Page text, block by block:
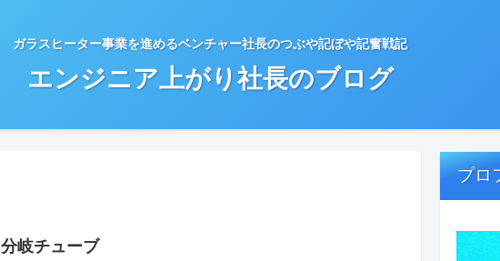
ガラスヒーター事業を進めるベンチャー社長のつぶや記ぼや記奮戦記
エンジニア上がり社長のブログ
分岐チューブ
プロ